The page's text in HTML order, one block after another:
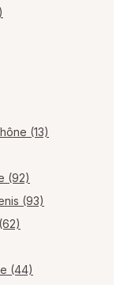
(13)
(92)
(93)
(44)